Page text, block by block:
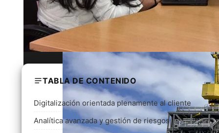
TABLA DE CONTENIDO
Digitalización orientada plenamente al cliente
Analítica avanzada y gestión de riesgos